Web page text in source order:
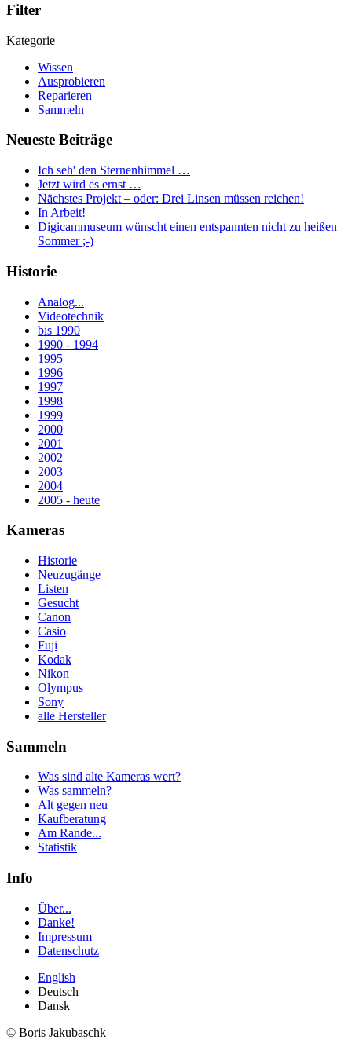
Filter
Kategorie
Wissen
Ausprobieren
Reparieren
Sammeln
Neueste Beiträge
Ich seh' den Sternenhimmel …
Jetzt wird es ernst …
Nächstes Projekt – oder: Drei Linsen müssen reichen!
In Arbeit!
Digicammuseum wünscht einen entspannten nicht zu heißen
Sommer ;-)
Historie
Analog...
Videotechnik
bis 1990
1990 - 1994
1995
1996
1997
1998
1999
2000
2001
2002
2003
2004
2005 - heute
Kameras
Historie
Neuzugänge
Listen
Gesucht
Canon
Casio
Fuji
Kodak
Nikon
Olympus
Sony
alle Hersteller
Sammeln
Was sind alte Kameras wert?
Was sammeln?
Alt gegen neu
Kaufberatung
Am Rande...
Statistik
Info
Über...
Danke!
Impressum
Datenschutz
English
Deutsch
Dansk
© Boris Jakubaschk